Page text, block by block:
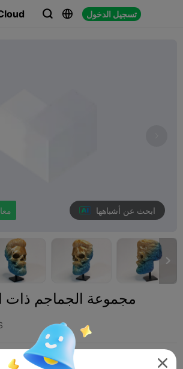
  تسجيل الدخول
ابحث عن أشباهها

مجموعة الجماجم ذات
إضافة مجسمات مصغرة 
